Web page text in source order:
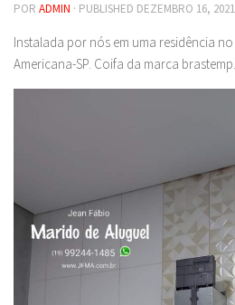
POR ADMIN · PUBLISHED DEZEMBRO 16, 2021
Instalada por nós em uma residência
Americana-SP. Coifa da marca brastemp.